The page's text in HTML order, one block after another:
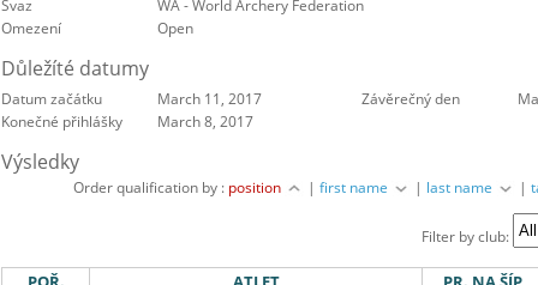
Svaz
WA - World Archery Federation
Omezení
Open
Důležíté datumy
Datum začátku March 11, 2017 Závěrečný den
Konečné přihlášky
March 8, 2017
Výsledky
Order qualification by : position |first name | last name |
Filter by club: